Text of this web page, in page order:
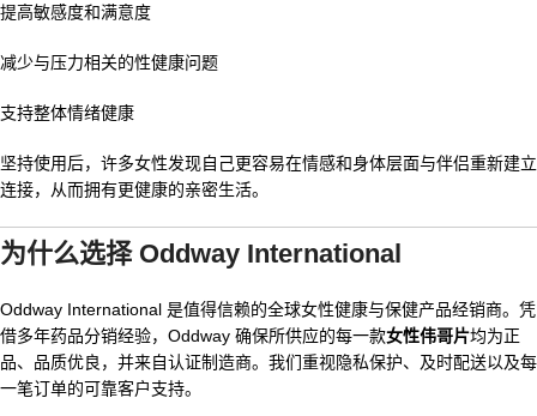
提高敏感度和满意度
减少与压力相关的性健康问题
支持整体情绪健康
坚持使用后，许多女性发现自己更容易在情感和身体层面与伴侣重新建立
连接，从而拥有更健康的亲密生活。
为什么选择 Oddway International
Oddway International 是值得信赖的全球女性健康与保健产品经销商。凭
借多年药品分销经验，Oddway 确保所供应的每一款女性伟哥片均为正
品、品质优良，并来自认证制造商。我们重视隐私保护、及时配送以及每
一笔订单的可靠客户支持。